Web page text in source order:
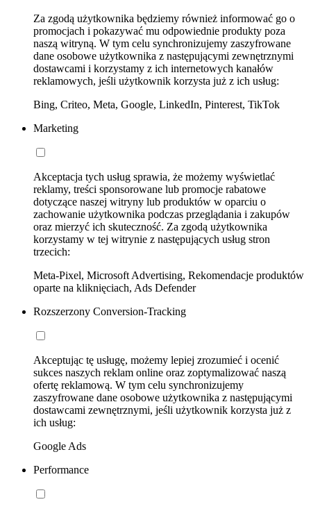
Za zgodą użytkownika będziemy również informować go o
promocjach i pokazywać mu odpowiednie produkty poza
naszą witryną. W tym celu synchronizujemy zaszyfrowane
dane osobowe użytkownika z następującymi zewnętrznymi
dostawcami i korzystamy z ich internetowych kanałów
reklamowych, jeśli użytkownik korzysta już z ich usług:
Bing, Criteo, Meta, Google, LinkedIn, Pinterest, TikTok
Marketing
Akceptacja tych usług sprawia, że możemy wyświetlać
reklamy, treści sponsorowane lub promocje rabatowe
dotyczące naszej witryny lub produktów w oparciu o
zachowanie użytkownika podczas przeglądania i zakupów
oraz mierzyć ich skuteczność. Za zgodą użytkownika
korzystamy w tej witrynie z następujących usług stron
trzecich:
Meta-Pixel, Microsoft Advertising, Rekomendacje produktów
oparte na kliknięciach, Ads Defender
Rozszerzony Conversion-Tracking
Akceptując tę usługę, możemy lepiej zrozumieć i ocenić
sukces naszych reklam online oraz zoptymalizować naszą
ofertę reklamową. W tym celu synchronizujemy
zaszyfrowane dane osobowe użytkownika z następującymi
dostawcami zewnętrznymi, jeśli użytkownik korzysta już z
ich usług:
Google Ads
Performance